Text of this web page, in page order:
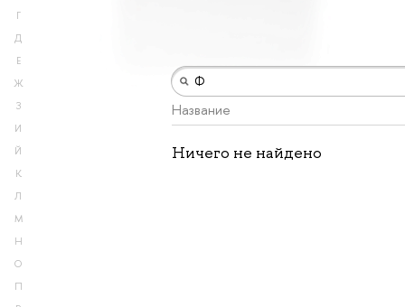
Г
Д
Е
Ж
З
И
Й
К
Л
М
Н
О
П
Название
Ничего не найдено